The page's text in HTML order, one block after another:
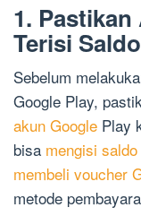
1.
Terisi Saldo
Sebelum
Google Play,
akun Google Play
bisa mengisi
membeli voucher
metode